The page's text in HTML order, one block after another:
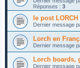
Réponses : 3
le post LORCH
Dernier message
Lorch en
Dernier message
Lorch boards,
Dernier message